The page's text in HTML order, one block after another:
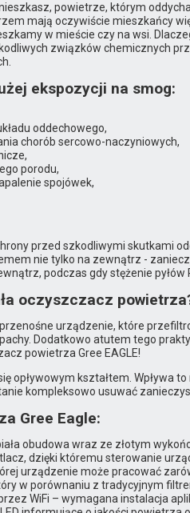
powietrze, którym
mają oczywiście mieszkańcy
w mieście czy na wsi.
związków chemicznych
ekspozycji na smog:
oddechowego,
chorób sercowo-naczyniowych,
porodu,
spojówek,
przed szkodliwymi skutkami
nie tylko na zewnątrz -
podczas gdy stężenie
oczyszczacz
urządzenie, które
Dodatkowo atutem tego
powietrza Gree EAGLE!
opływowym kształtem. Wpływa
kompleksowo usuwać
Gree Eagle:
obudowa wraz ze złotym
dzięki któremu sterowanie
urządzenie może pracować
w porównaniu z tradycyjnym
WiFi – wymagana instalacja